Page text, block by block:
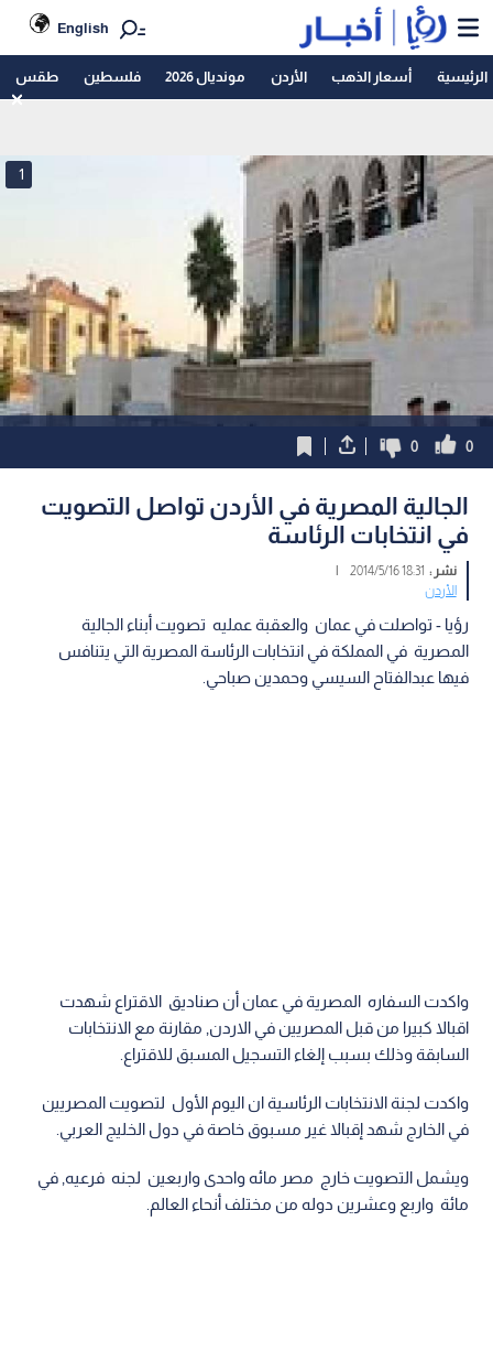
English
الرئيسية أسعار الذهب الأردن مونديال 2026 فلسطين طقس
1
0
0
الجالية المصرية في الأردن تواصل التصويت
في انتخابات الرئاسة
نشر : 18:31 2014/5/16
|
الأردن
رؤيا - تواصلت في عمان والعقبة عمليه تصويت أبناء الجالية
المصرية في المملكة في انتخابات الرئاسة المصرية التي يتنافس
فيها عبدالفتاح السيسي وحمدين صباحي.
واكدت السفاره المصرية في عمان أن صناديق الاقتراع شهدت
اقبالا كبيرا من قبل المصريين في الاردن, مقارنة مع الانتخابات
السابقة وذلك بسبب إلغاء التسجيل المسبق للاقتراع.
واكدت لجنة الانتخابات الرئاسية ان اليوم الأول لتصويت المصريين
في الخارج شهد إقبالا غير مسبوق خاصة في دول الخليج العربي.
ويشمل التصويت خارج مصر مائه واحدى واربعين لجنه فرعيه, في
مائة واربع وعشرين دوله من مختلف أنحاء العالم.